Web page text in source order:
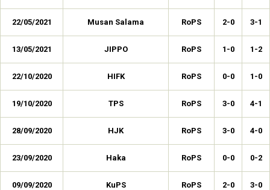
22/05/2021 Musan Salama RoPS 2-0 3-1
13/05/2021 JIPPO RoPS 1-0 1-2
22/10/2020 HIFK RoPS 0-0 1-0
19/10/2020 TPS RoPS 3-0 4-1
28/09/2020 HJK RoPS 3-0 4-0
23/09/2020 Haka RoPS 0-0 0-2
09/09/2020 KuPS RoPS 2-0 3-0